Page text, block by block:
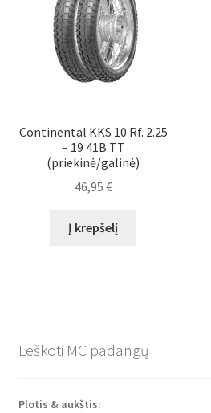
Continental KKS 10 Rf. 2.25
– 19 41B TT
(priekinė/galinė)
46,95 €
Į krepšelį
Leškoti MC padangų
Plotis & aukštis: